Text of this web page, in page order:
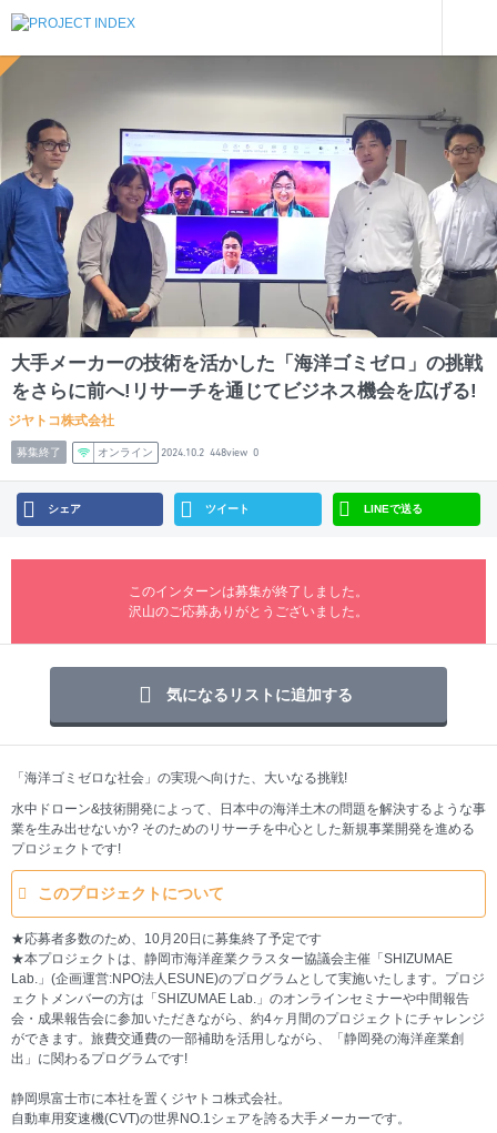
大手メーカーの技術を活かした「海洋ゴミゼロ」の挑戦
をさらに前へ!リサーチを通じてビジネス機会を広げる!
ジヤトコ株式会社
募集終了 オンライン 2024.10.2 448view 0
シェア ツイート LINEで送る
このインターンは募集が終了しました。
沢山のご応募ありがとうございました。
気になるリストに追加する
「海洋ゴミゼロな社会」の実現へ向けた、大いなる挑戦!
水中ドローン&技術開発によって、日本中の海洋土木の問題を解決するような事
業を生み出せないか? そのためのリサーチを中心とした新規事業開発を進める
プロジェクトです!
このプロジェクトについて
★応募者多数のため、10月20日に募集終了予定です
★本プロジェクトは、静岡市海洋産業クラスター協議会主催「SHIZUMAE
Lab.」(企画運営:NPO法人ESUNE)のプログラムとして実施いたします。プロジ
ェクトメンバーの方は「SHIZUMAE Lab.」のオンラインセミナーや中間報告
会・成果報告会に参加いただきながら、約4ヶ月間のプロジェクトにチャレンジ
ができます。旅費交通費の一部補助を活用しながら、「静岡発の海洋産業創
出」に関わるプログラムです!
静岡県富士市に本社を置くジヤトコ株式会社。
自動車用変速機(CVT)の世界NO.1シェアを誇る大手メーカーです。